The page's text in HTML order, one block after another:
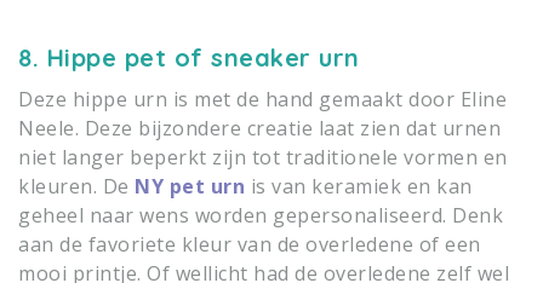
8. Hippe pet of sneaker urn
Deze hippe urn is met de hand gemaakt door Eline
Neele. Deze bijzondere creatie laat zien dat urnen
niet langer beperkt zijn tot traditionele vormen en
kleuren. De NY pet urn is van keramiek en kan
geheel naar wens worden gepersonaliseerd. Denk
aan de favoriete kleur van de overledene of een
mooi printje. Of wellicht had de overledene zelf wel